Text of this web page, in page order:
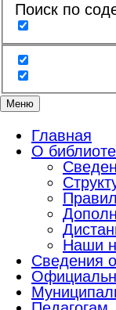
Поиск по
Меню
Главная
О
Наши
Сведения